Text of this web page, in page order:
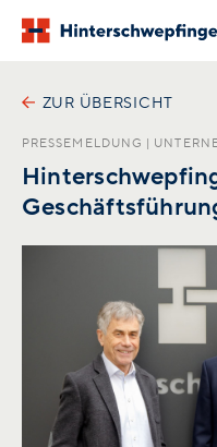
PRESSEMELDUNG |
ZUR ÜBERSICHT